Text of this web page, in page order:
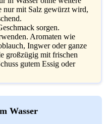
nur mit Salz gewürzt wird,
sorgen.
Aromaten wie
Ingwer oder ganze
großzügig mit frischen
gutem Essig oder
Wasser